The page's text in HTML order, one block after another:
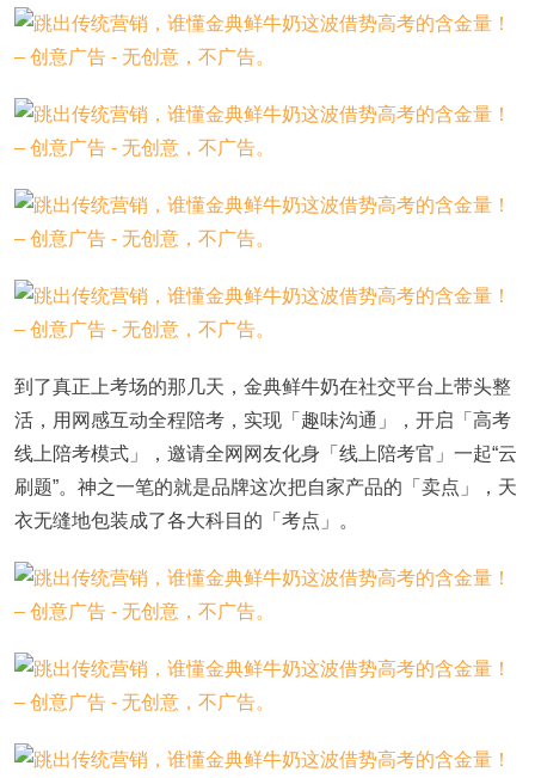
到了真正上考场的那几天，金典鲜牛奶在社交平台上带头整
活，用网感互动全程陪考，实现「趣味沟通」，开启「高考
线上陪考模式」，邀请全网网友化身「线上陪考官」一起“云
刷题”。神之一笔的就是品牌这次把自家产品的「卖点」，天
衣无缝地包装成了各大科目的「考点」。